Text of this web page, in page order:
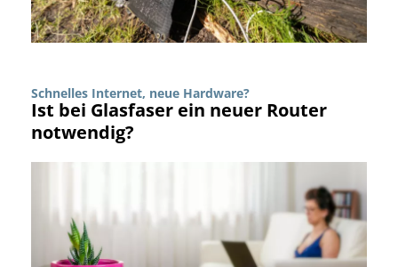
Schnelles Internet, neue Hardware?
Ist bei Glasfaser ein neuer Router
notwendig?